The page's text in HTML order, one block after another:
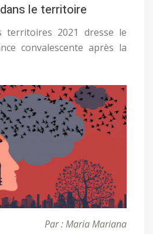
le territoire
territoires 2021 dresse le
convalescente après la
Par : Maria Mariana